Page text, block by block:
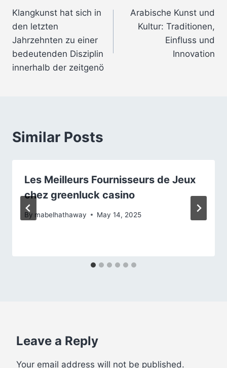
navigation
Klangkunst hat sich in
den letzten
Jahrzehnten zu einer
bedeutenden Disziplin
innerhalb der zeitgenö
Arabische Kunst und
Kultur: Traditionen,
Einfluss und
Innovation
Similar Posts
Les Meilleurs Fournisseurs de Jeux
chez greenluck casino
By mabelhathaway May 14, 2025
Leave a Reply
Your email address will not be published.